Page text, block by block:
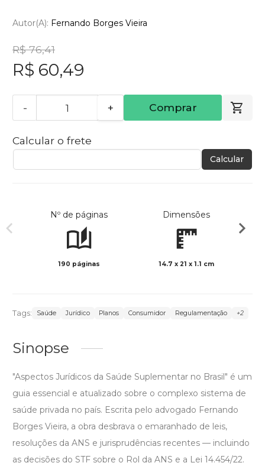
Autor(a): Fernando Borges Vieira
R$ 76,41
R$ 60,49
- + Comprar
Calcular o frete
Calcular
Nº de páginas
190 páginas
Dimensões
14.7 x 21 x 1.1 cm
Tags: Saúde Jurídico Planos Consumidor Regulamentação +2
Sinopse
"Aspectos Jurídicos da Saúde Suplementar no Brasil" é um
guia essencial e atualizado sobre o complexo sistema de
saúde privada no país. Escrita pelo advogado Fernando
Borges Vieira, a obra desbrava o emaranhado de leis,
resoluções da ANS e jurisprudências recentes — incluindo
as decisões do STF sobre o Rol da ANS e a Lei 14.454/22.